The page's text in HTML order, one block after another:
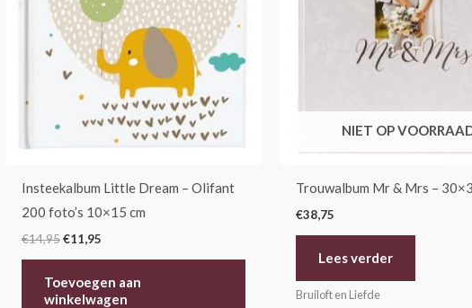
Insteekalbum Little Dream – Olifant
200 foto’s 10×15 cm
€14,95€11,95
Toevoegen aan
winkelwagen
NIET OP
Trouwalbum Mr & Mrs –
€38,75
Lees verder
Bruiloft en Liefde